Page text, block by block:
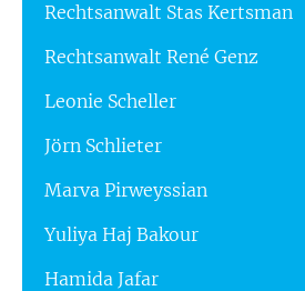
Rechtsanwalt Stas Kertsman
Rechtsanwalt René Genz
Leonie Scheller
Jörn Schlieter
Marva Pirweyssian
Yuliya Haj Bakour
Hamida Jafar